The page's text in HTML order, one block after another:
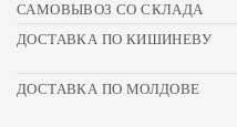
САМОВЫВОЗ СО СКЛАДА
ДОСТАВКА ПО КИШИНЕВУ
ДОСТАВКА ПО МОЛДОВЕ